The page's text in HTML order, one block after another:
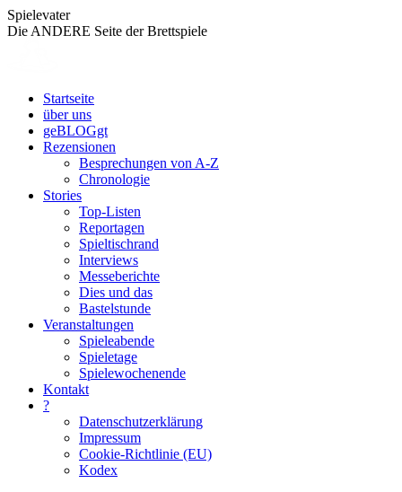
Zum
Inhalt
Spielevater
Die ANDERE Seite der Brettspiele
Startseite
über uns
geBLOGgt
Rezensionen
Besprechungen von A-Z
Chronologie
Stories
Top-Listen
Reportagen
Spieltischrand
Interviews
Messeberichte
Dies und das
Bastelstunde
Veranstaltungen
Spieleabende
Spieletage
Spielewochenende
Kontakt
?
Datenschutzerklärung
Impressum
Cookie-Richtlinie (EU)
Kodex